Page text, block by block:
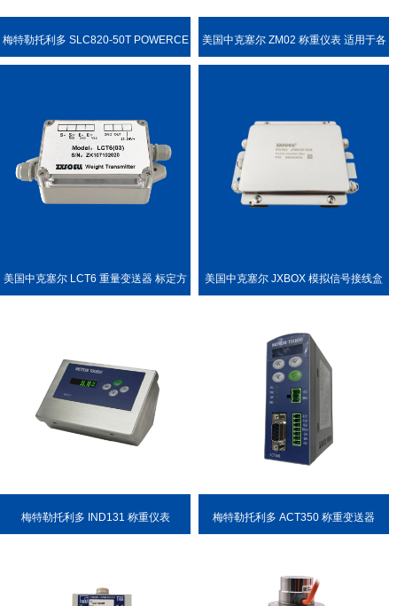
梅特勒托利多 SLC820-50T POWERCE 美国中克塞尔 ZM02 称重仪表 适用于各
美国中克塞尔 LCT6 重量变送器 标定方 美国中克塞尔 JXBOX 模拟信号接线盒
梅特勒托利多 IND131 称重仪表 梅特勒托利多 ACT350 称重变送器